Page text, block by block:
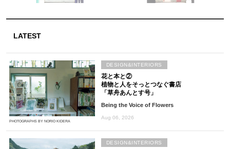
LATEST
PHOTOGRAPHS BY NORIO KIDERA
花と本と②
植物と人をそっとつなぐ書店
「草舟あんとす号」
Being the Voice of Flowers
Aug 06, 2026
DESIGN&INTERIORS
DESIGN&INTERIORS